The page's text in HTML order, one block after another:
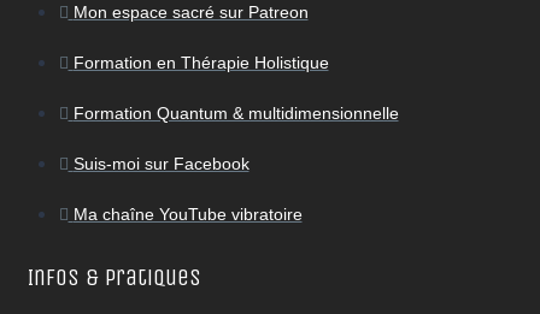
Mon espace sacré sur Patreon
Formation en Thérapie Holistique
Formation Quantum & multidimensionnelle
Suis-moi sur Facebook
Ma chaîne YouTube vibratoire
Infos & Pratiques